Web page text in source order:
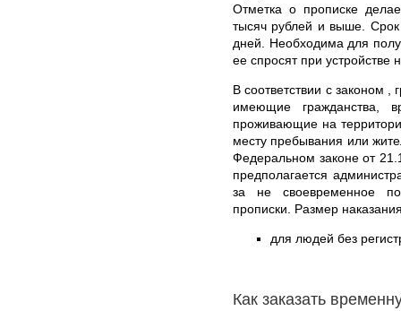
Отметка о прописке
тысяч рублей и выше. Срок
дней. Необходима для
ее спросят при устройстве
В соответствии с законом
имеющие гражданства,
проживающие на
месту пребывания или
Федеральном законе от
предполагается
за не своевременное
прописки. Размер
для людей без
Как заказать